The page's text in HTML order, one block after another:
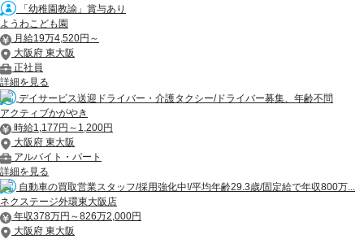
「幼稚園教諭」賞与あり
ようわこども園
月給19万4,520円～
大阪府 東大阪
正社員
詳細を見る
デイサービス送迎ドライバー・介護タクシー/ドライバー募集、年齢不問
アクティブかがやき
時給1,177円～1,200円
大阪府 東大阪
アルバイト・パート
詳細を見る
自動車の買取営業スタッフ/採用強化中!/平均年齢29.3歳/固定給で年収800万...
ネクステージ外環東大阪店
年収378万円～826万2,000円
大阪府 東大阪